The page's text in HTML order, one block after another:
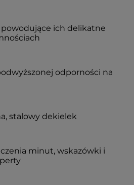
ich delikatne
odporności na
stalowy dekielek
minut, wskazówki i